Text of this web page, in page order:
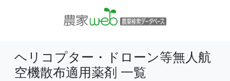
ヘリコプター・ドローン等無人航
空機散布適用薬剤 一覧